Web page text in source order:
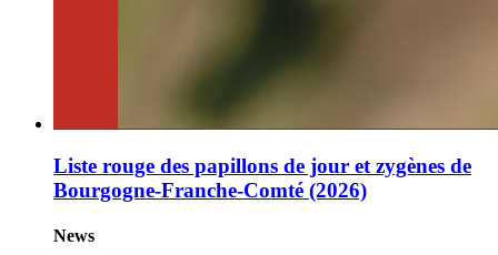
Liste rouge des papillons de jour et zygènes de
Bourgogne-Franche-Comté (2026)
News